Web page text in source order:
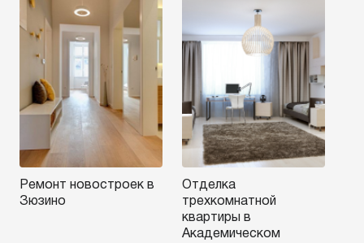
Ремонт новостроек в
Зюзино
Отделка
трехкомнатной
квартиры в
Академическом